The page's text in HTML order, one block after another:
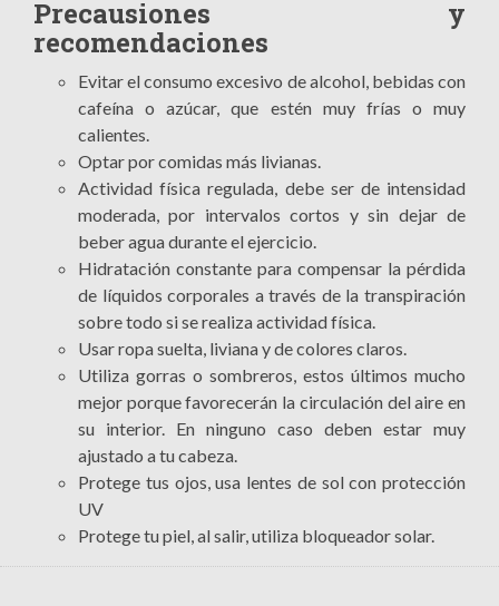
Precausiones y
recomendaciones
Evitar el consumo excesivo de alcohol, bebidas con
cafeína o azúcar, que estén muy frías o muy
calientes.
Optar por comidas más livianas.
Actividad física regulada, debe ser de intensidad
moderada, por intervalos cortos y sin dejar de
beber agua durante el ejercicio.
Hidratación constante para compensar la pérdida
de líquidos corporales a través de la transpiración
sobre todo si se realiza actividad física.
Usar ropa suelta, liviana y de colores claros.
Utiliza gorras o sombreros, estos últimos mucho
mejor porque favorecerán la circulación del aire en
su interior. En ninguno caso deben estar muy
ajustado a tu cabeza.
Protege tus ojos, usa lentes de sol con protección
UV
Protege tu piel, al salir, utiliza bloqueador solar.